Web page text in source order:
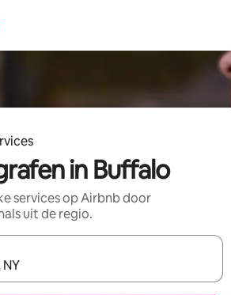
in Buffalo
services op Airbnb door
uit de regio.
er suggesties beschikbaar zijn, maak je